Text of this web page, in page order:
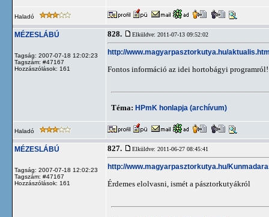
Haladó
MÉZESLÁBÚ
Tagság: 2007-07-18 12:02:23
Tagszám: #47167
Hozzászólások: 161
828. Elküldve: 2011-07-13 09:52:02
http://www.magyarpasztorkutya.hu/
Fontos információ az idei hortobágyi programról!
Téma: HPmK honlapja (archívum)
Haladó
MÉZESLÁBÚ
Tagság: 2007-07-18 12:02:23
Tagszám: #47167
Hozzászólások: 161
827. Elküldve: 2011-06-27 08:45:41
http://www.magyarpasztorkutya.hu/
Érdemes elolvasni, ismét a pásztorkutyákról